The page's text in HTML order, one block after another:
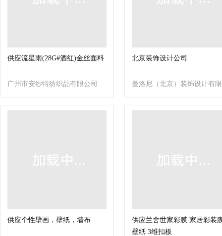
供应流星雨(28G#酒红)金丝面料
广州市安纱特纺织品有限公司
北京装饰设计公司
曼洛尼（北京）装饰设计有限
公司
供应个性壁画，壁纸，墙布
供应兰舍世家彩膜 家居彩装
壁纸 3维扣板